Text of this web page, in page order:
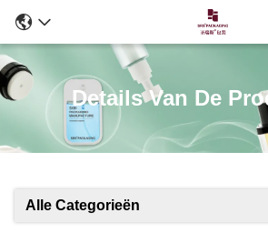
Details Van De
Alle Categorieën